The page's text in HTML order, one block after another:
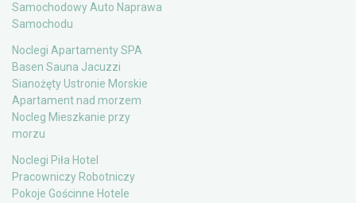
Samochodowy Auto Naprawa
Samochodu
Noclegi Apartamenty SPA
Basen Sauna Jacuzzi
Sianożęty Ustronie Morskie
Apartament nad morzem
Nocleg Mieszkanie przy
morzu
Noclegi Piła Hotel
Pracowniczy Robotniczy
Pokoje Gościnne Hotele